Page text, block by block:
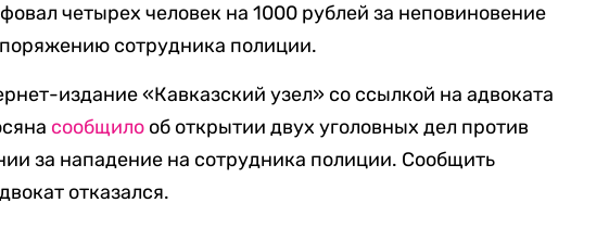
четырех человек на 1000 рублей за неповиновение
сотрудника полиции.
издание «Кавказский узел» со ссылкой на адвоката
сообщило об открытии двух уголовных дел против
за нападение на сотрудника полиции. Сообщить
отказался.